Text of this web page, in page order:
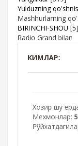
Yulduzning
Mashhurlarning
BIRINCHI-SHOU [5]
Radio Grand bilan
КИМЛАР:
Хозир шу
Мехмонлар: 5